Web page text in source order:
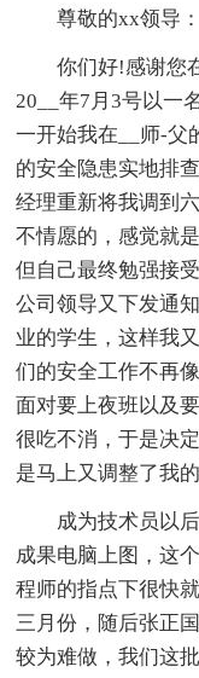
尊敬的xx领导：
你们好!感谢您
20__年7月3号以一
一开始我在__师-父
的安全隐患实地排
经理重新将我调到
不情愿的，感觉就
但自己最终勉强接
公司领导又下发通
业的学生，这样我
们的安全工作不再
面对要上夜班以及
很吃不消，于是决
是马上又调整了我
成为技术员以
成果电脑上图，这
程师的指点下很快
三月份，随后张正
较为难做，我们这